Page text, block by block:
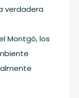
verdadera
Montgó, los